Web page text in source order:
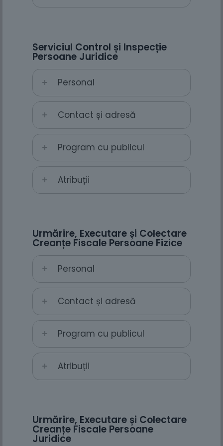
Serviciul Control și Inspecție
Persoane Juridice
Personal
Contact și adresă
Program cu publicul
Atribuții
Urmărire, Executare și Colectare
Creanțe Fiscale Persoane Fizice
Personal
Contact și adresă
Program cu publicul
Atribuții
Urmărire, Executare și Colectare
Creanțe Fiscale Persoane
Juridice